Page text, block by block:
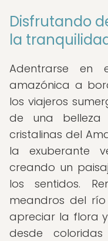
Disfrutando
la
Adentrarse
amazónica a
los viajeros
de una belleza
cristalinas del
la exuberante
creando un
los sentidos.
meandros del
apreciar la flora
desde